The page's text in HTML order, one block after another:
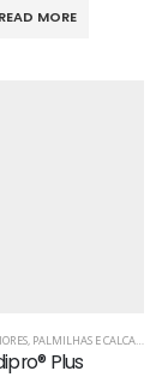
READ MORE
, PALMILHAS E CALCANHEIRAS
Plus